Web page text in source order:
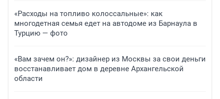
«Расходы на топливо колоссальные»: как
многодетная семья едет на автодоме из Барнаула в
Турцию — фото
«Вам зачем он?»: дизайнер из Москвы за свои деньги
восстанавливает дом в деревне Архангельской
области